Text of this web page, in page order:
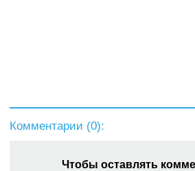
Комментарии (0):
Чтобы оставлять